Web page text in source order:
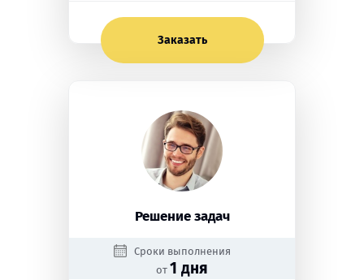
Заказать
Решение задач
Сроки выполнения
от 1 дня